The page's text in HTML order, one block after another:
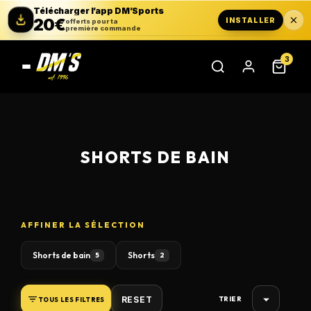
Télécharger l’app DM’Sports
20€offerts pour ta
première commande
INSTALLER
3
SHORTS DE BAIN
AFFINER LA SÉLECTION
Shorts de bain 5 Shorts 2
TOUS LES FILTRES RESET 